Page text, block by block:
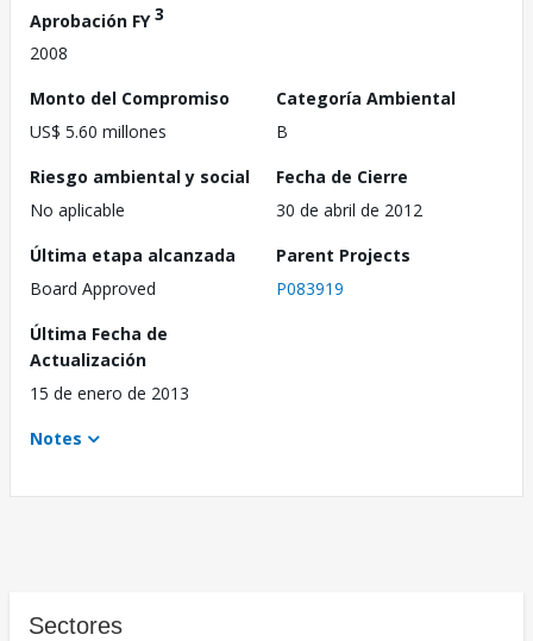
Aprobación FY3
2008
Monto del Compromiso
US$ 5.60 millones
Categoría Ambiental
B
Riesgo ambiental y social
No aplicable
Fecha de Cierre
30 de abril de 2012
Última etapa alcanzada
Board Approved
Parent Projects
P083919
Última Fecha de
Actualización
15 de enero de 2013
Notes
Sectores